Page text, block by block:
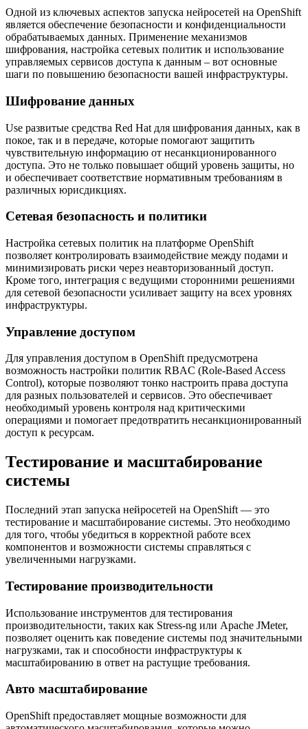
Одной из ключевых аспектов запуска нейросетей на OpenShift
является обеспечение безопасности и конфиденциальности
обрабатываемых данных. Применение механизмов
шифрования, настройка сетевых политик и использование
управляемых сервисов доступа к данным – вот основные
шаги по повышению безопасности вашей инфраструктуры.
Шифрование данных
Use развитые средства Red Hat для шифрования данных, как в
покое, так и в передаче, которые помогают защитить
чувствительную информацию от несанкционированного
доступа. Это не только повышает общий уровень защиты, но
и обеспечивает соответствие нормативным требованиям в
различных юрисдикциях.
Сетевая безопасность и политики
Настройка сетевых политик на платформе OpenShift
позволяет контролировать взаимодействие между подами и
минимизировать риски через неавторизованный доступ.
Кроме того, интеграция с ведущими сторонними решениями
для сетевой безопасности усиливает защиту на всех уровнях
инфраструктуры.
Управление доступом
Для управления доступом в OpenShift предусмотрена
возможность настройки политик RBAC (Role-Based Access
Control), которые позволяют тонко настроить права доступа
для разных пользователей и сервисов. Это обеспечивает
необходимый уровень контроля над критическими
операциями и помогает предотвратить несанкционированный
доступ к ресурсам.
Тестирование и масштабирование
системы
Последний этап запуска нейросетей на OpenShift — это
тестирование и масштабирование системы. Это необходимо
для того, чтобы убедиться в корректной работе всех
компонентов и возможности системы справляться с
увеличенными нагрузками.
Тестирование производительности
Использование инструментов для тестирования
производительности, таких как Stress-ng или Apache JMeter,
позволяет оценить как поведение системы под значительными
нагрузками, так и способности инфраструктуры к
масштабированию в ответ на растущие требования.
Авто масштабирование
OpenShift предоставляет мощные возможности для